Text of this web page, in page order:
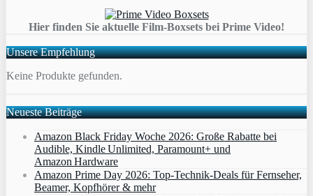
Hier finden Sie aktuelle Film-Boxsets bei Prime Video!
Unsere Empfehlung
Keine Produkte gefunden.
Neueste Beiträge
Amazon Black Friday Woche 2026: Große Rabatte bei
Audible, Kindle Unlimited, Paramount+ und
Amazon Hardware
Amazon Prime Day 2026: Top-Technik-Deals für Fernseher,
Beamer, Kopfhörer & mehr